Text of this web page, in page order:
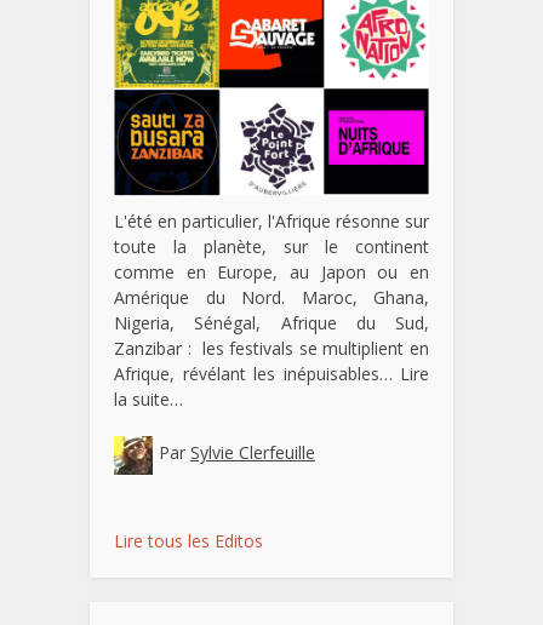
L'été en particulier, l'Afrique résonne sur
toute la planète, sur le continent
comme en Europe, au Japon ou en
Amérique du Nord. Maroc, Ghana,
Nigeria, Sénégal, Afrique du Sud,
Zanzibar : les festivals se multiplient en
Afrique, révélant les inépuisables… Lire
la suite…
Par Sylvie Clerfeuille
Lire tous les Editos